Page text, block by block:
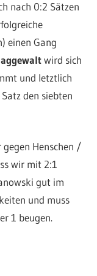
nach 0:2 Sätzen
einen Gang
wird sich
und letztlich
den siebten
Henschen /
wir mit 2:1
gut im
und muss
1 beugen.